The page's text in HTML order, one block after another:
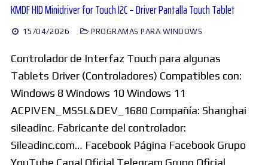
KMDF HID Minidriver for Touch I2C – Driver Pantalla Touch Tablet
15/04/2026 PROGRAMAS PARA WINDOWS
Controlador de Interfaz Touch para algunas
Tablets Driver (Controladores) Compatibles con:
Windows 8 Windows 10 Windows 11
ACPIVEN_MSSL&DEV_1680 Compañía: Shanghai
sileadinc. Fabricante del controlador:
Sileadinc.com… Facebook Página Facebook Grupo
YouTube Canal Oficial Telegram Grupo Oficial